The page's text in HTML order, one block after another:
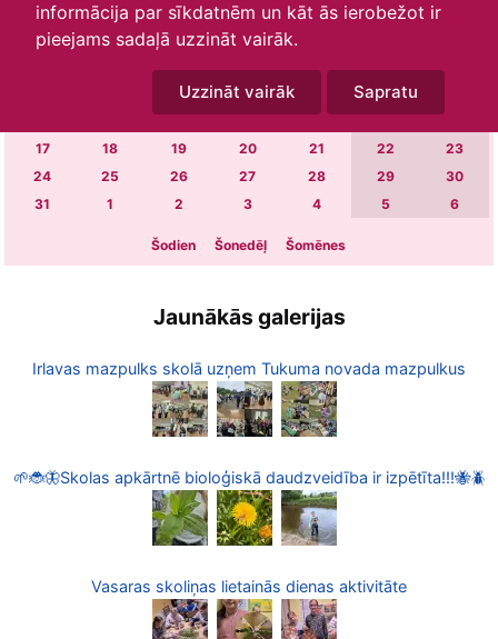
informācija par sīkdatnēm un kāt ās ierobežot ir
pieejams sadaļā uzzināt vairāk.
Uzzināt vairāk Sapratu
O T S
5 6 8
12 13 14 15
17
18 19 20 21 22
23
24
25 26 27 28 29
30
31
1 2 3 4 5 6
Šodien Šonedēļ Šomēnes
Jaunākās galerijas
Irlavas mazpulks skolā uzņem Tukuma novada mazpulkus
🌱🐞🦋Skolas apkārtnē bioloģiskā daudzveidība ir izpētīta!!!🐝🪲
Vasaras skoliņas lietainās dienas aktivitāte